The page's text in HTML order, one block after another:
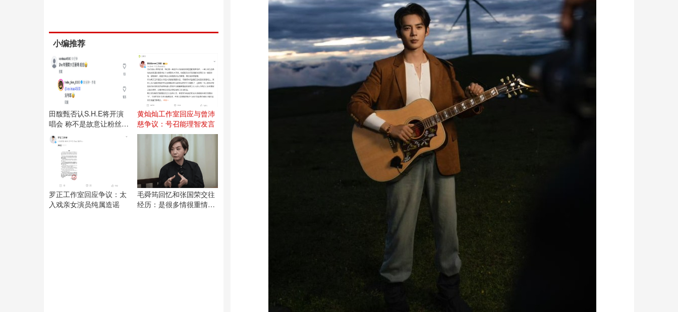
小编推荐
田馥甄否认S.H.E将开演
唱会 称不是故意让粉丝失
望
黄灿灿工作室回应与曾沛
慈争议：号召能理智发言
罗正工作室回应争议：太
入戏亲女演员纯属造谣
毛舜筠回忆和张国荣交往
经历：是很多情很重情的